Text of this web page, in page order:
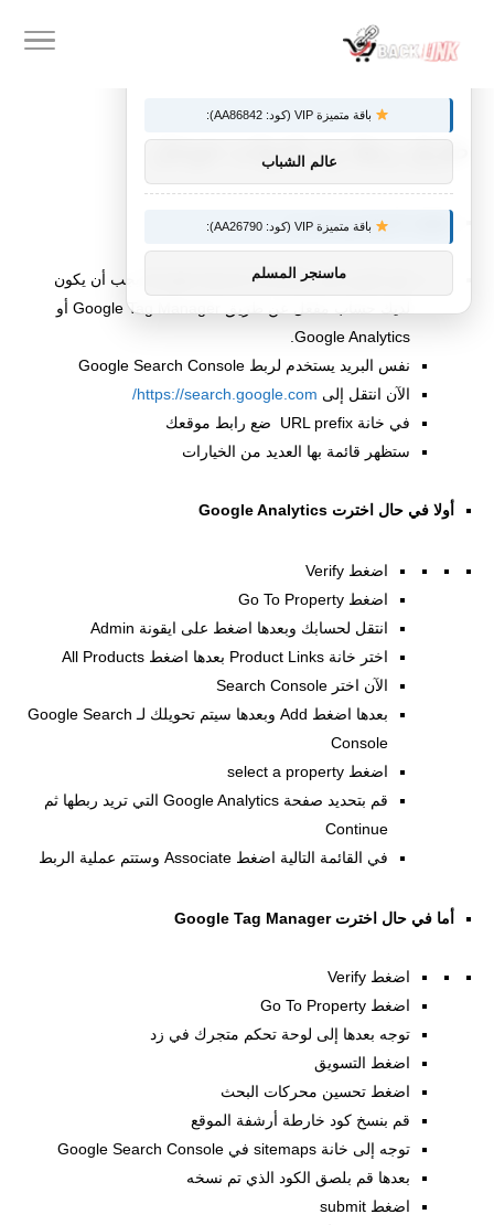
طرق ربط زد بادوات جوجل
خطوات الربط مع متجر زد:
قبل التوجه إلى Google Search Console يجب أن يكون
لديك حساب مفعل عن طريق Google Tag Manager أو
Google Analytics.
نفس البريد يستخدم لربط Google Search Console
الآن انتقل إلى https://search.google.com/
في خانة URL prefix ضع رابط موقعك
ستظهر قائمة بها العديد من الخيارات
أولا في حال اخترت Google Analytics
اضغط Verify
اضغط Go To Property
انتقل لحسابك وبعدها اضغط على ايقونة Admin
اختر خانة Product Links بعدها اضغط All Products
الآن اختر Search Console
بعدها اضغط Add وبعدها سيتم تحويلك لـ Google Search
Console
اضغط select a property
قم بتحديد صفحة Google Analytics التي تريد ربطها ثم
Continue
في القائمة التالية اضغط Associate وستتم عملية الربط
أما في حال اخترت Google Tag Manager
اضغط Verify
اضغط Go To Property
توجه بعدها إلى لوحة تحكم متجرك في زد
اضغط التسويق
اضغط تحسين محركات البحث
قم بنسخ كود خارطة أرشفة الموقع
توجه إلى خانة sitemaps في Google Search Console
بعدها قم بلصق الكود الذي تم نسخه
اضغط submit
توصيات :
باقة متميزة VIP (كود: AA86842):
عالم الشباب
باقة متميزة VIP (كود: AA26790):
ماسنجر المسلم